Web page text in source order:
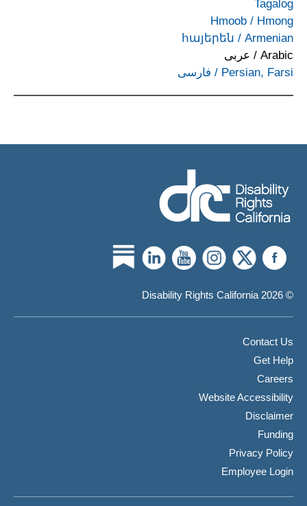
Tagalog
Hmong
/
Hmoob
Armenian
/
հայերեն
Arabic
/ عربى
Persian, Farsi
/ فارسی
© 2026 Disability Rights California
Contact Us
Get Help
Careers
Website Accessibility
Disclaimer
Funding
Privacy Policy
Employee Login